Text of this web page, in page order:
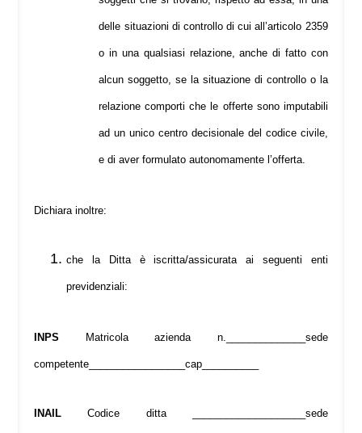
delle situazioni di controllo di cui all’articolo 2359
o in una qualsiasi relazione, anche di fatto con
alcun soggetto, se la situazione di controllo o la
relazione comporti che le offerte sono imputabili
ad un unico centro decisionale del codice civile,
e di aver formulato autonomamente l’offerta.
Dichiara inoltre:
che la Ditta è iscritta/assicurata ai seguenti enti
previdenziali:
INPS Matricola azienda n.______________sede
competente_________________cap__________
INAIL Codice ditta ____________________sede